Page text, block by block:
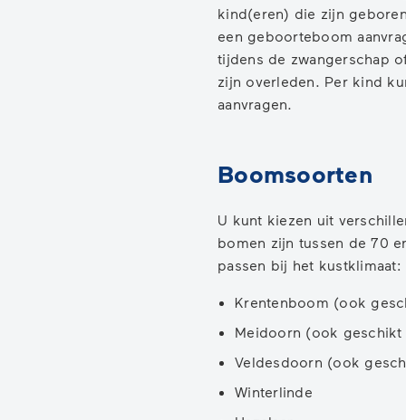
kind(eren) die zijn
een geboorteboom
tijdens de zwangerschap
zijn overleden. Per kind
aanvragen.
Boomsoorten
U kunt kiezen uit
bomen zijn tussen de 70
passen bij het kustklimaat:
Krentenboom (ook
Meidoorn (ook
Veldesdoorn (ook
Winterlinde